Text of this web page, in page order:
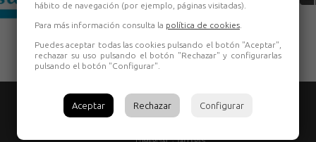
hábito de navegación (por ejemplo, páginas visitadas).
Para más información consulta la política de cookies
Puedes aceptar todas las cookies pulsando el botón "Aceptar",
rechazar su uso pulsando el botón "Rechazar" y configurarlas
pulsando el botón "Configurar".
Aceptar Rechazar Configurar